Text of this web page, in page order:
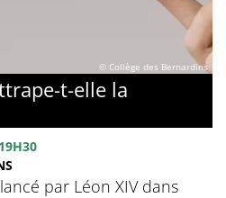
© Collège des Bernardins
t-elle la
par Léon XIV dans